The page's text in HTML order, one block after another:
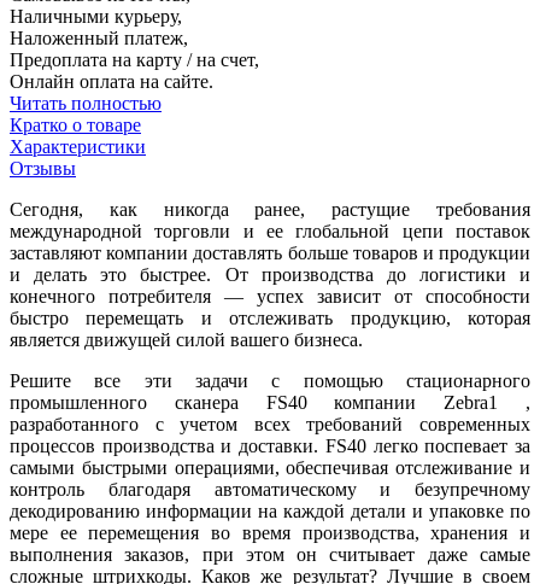
Наличными курьеру,
Наложенный платеж,
Предоплата на карту / на счет,
Онлайн оплата на сайте.
Читать полностью
Кратко о товаре
Характеристики
Отзывы
Сегодня, как никогда ранее, растущие требования
международной торговли и ее глобальной цепи поставок
заставляют компании доставлять больше товаров и продукции
и делать это быстрее. От производства до логистики и
конечного потребителя — успех зависит от способности
быстро перемещать и отслеживать продукцию, которая
является движущей силой вашего бизнеса.
Решите все эти задачи с помощью стационарного
промышленного сканера FS40 компании Zebra1 ,
разработанного с учетом всех требований современных
процессов производства и доставки. FS40 легко поспевает за
самыми быстрыми операциями, обеспечивая отслеживание и
контроль благодаря автоматическому и безупречному
декодированию информации на каждой детали и упаковке по
мере ее перемещения во время производства, хранения и
выполнения заказов, при этом он считывает даже самые
сложные штрихкоды. Каков же результат? Лучшие в своем